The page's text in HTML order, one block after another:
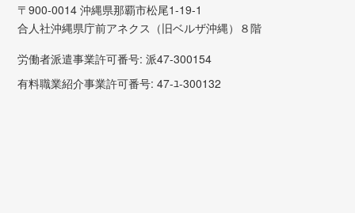
〒900-0014 沖縄県那覇市松尾1-19-1
合人社沖縄県庁前アネクス（旧ベルザ沖縄）８階
労働者派遣事業許可番号: 派47-300154
有料職業紹介事業許可番号: 47-ﾕ-300132